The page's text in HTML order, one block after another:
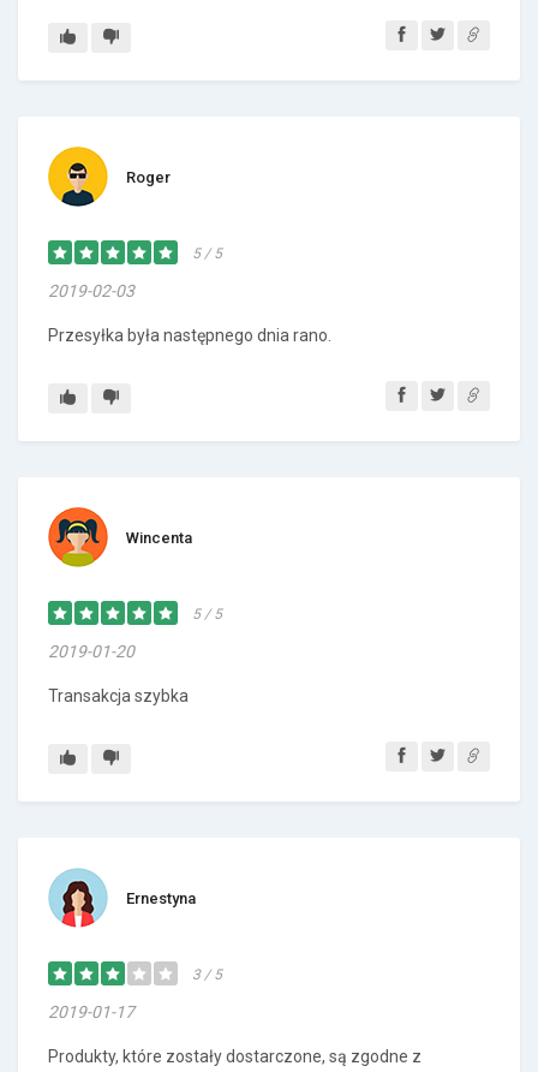
Roger
5 / 5
2019-02-03
Przesyłka była następnego dnia rano.
Wincenta
5 / 5
2019-01-20
Transakcja szybka
Ernestyna
3 / 5
2019-01-17
Produkty, które zostały dostarczone, są zgodne z